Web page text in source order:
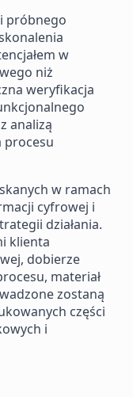
próbnego
w
niż
weryfikacja
analizą
procesu
w ramach
cyfrowej i
działania.
klienta
dobierze
materiał
zostaną
części
i